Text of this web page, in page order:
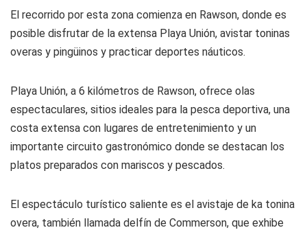
El recorrido por esta zona comienza en Rawson, donde es
posible disfrutar de la extensa Playa Unión, avistar toninas
overas y pingüinos y practicar deportes náuticos.
Playa Unión, a 6 kilómetros de Rawson, ofrece olas
espectaculares, sitios ideales para la pesca deportiva, una
costa extensa con lugares de entretenimiento y un
importante circuito gastronómico donde se destacan los
platos preparados con mariscos y pescados.
El espectáculo turístico saliente es el avistaje de ka tonina
overa, también llamada delfín de Commerson, que exhibe